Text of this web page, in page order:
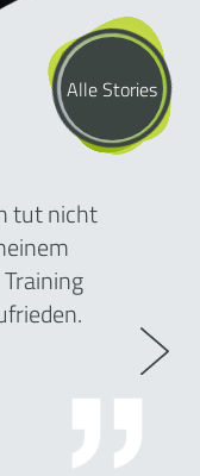
Alle Stories
tut nicht